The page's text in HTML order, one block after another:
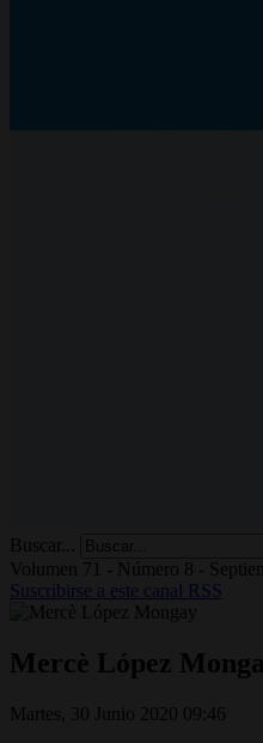
Buscar...
Volumen 71 - Número 8 -
Suscribirse a este canal RSS
Mercè López
Martes, 30 Junio 2020 09:46